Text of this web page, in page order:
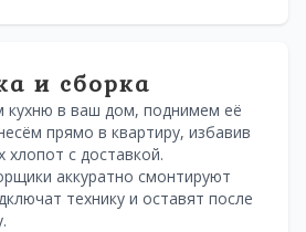
и сборка
кухню в ваш дом, поднимем её
прямо в квартиру, избавив
хлопот с доставкой.
аккуратно смонтируют
технику и оставят после